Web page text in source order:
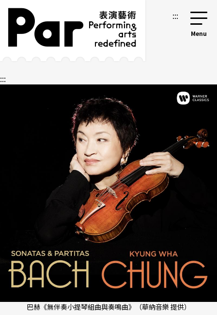
跳到主要內容區塊
網站導覽 :::
:::
巴赫《無伴奏小提琴組曲與奏鳴曲》（華納音樂 提供）